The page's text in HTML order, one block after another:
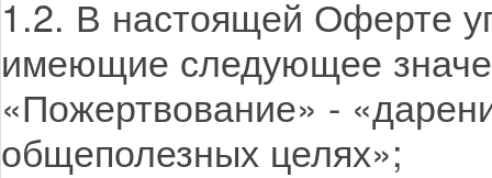
1.2. В настоящей Оферте
имеющие следующее
«Пожертвование» -
общеполезных целях»;